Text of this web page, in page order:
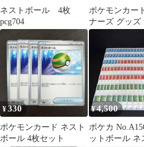
ネストボール 4枚
pcg704
ポケモンカー
ナーズ グッズ
まとめ売り
¥330
ポケモンカード ネスト
ボール 4枚セット
¥4,500
ポケカ
ットボール ネ